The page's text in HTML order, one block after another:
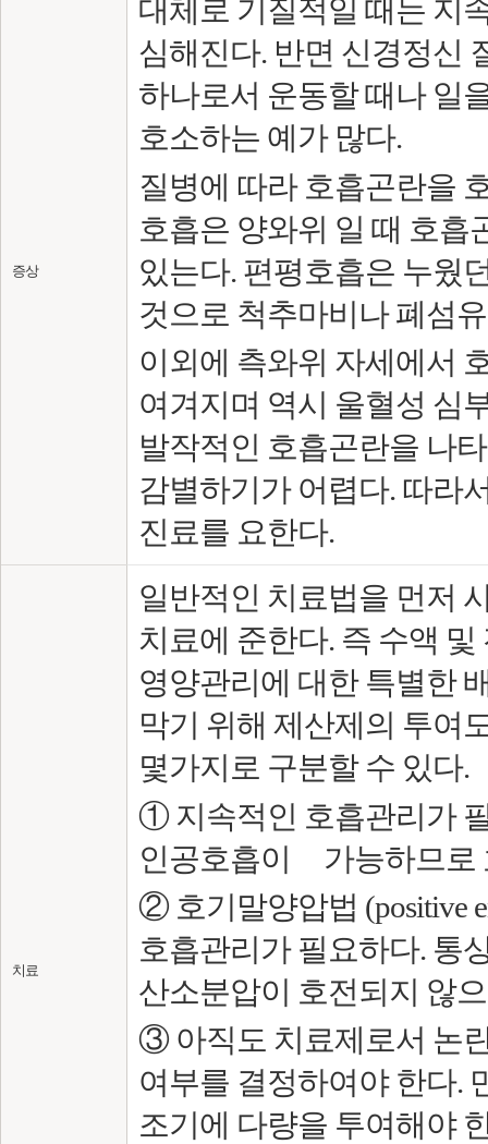
증상
대체로 기질적일 때는 지
심해진다. 반면 신경정신
하나로서 운동할 때나 일
호소하는 예가 많다.
질병에 따라 호흡곤란을
호흡은 양와위 일 때 호흡
있는다. 편평호흡은 누웠
것으로 척추마비나 폐섬
이외에 측와위 자세에서
여겨지며 역시 울혈성 심
발작적인 호흡곤란을 나
감별하기가 어렵다. 따라
진료를 요한다.
치료
일반적인 치료법을 먼저
치료에 준한다. 즉 수액
영양관리에 대한 특별한
막기 위해 제산제의 투여
몇가지로 구분할 수 있다.
① 지속적인 호흡관리가
인공호흡이 가능하므로
② 호기말양압법 (positive
호흡관리가 필요하다. 통
산소분압이 호전되지 않
③ 아직도 치료제로서 논
여부를 결정하여야 한다.
조기에 다량을 투여해야